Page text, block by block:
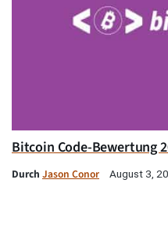
Bitcoin Code-Bewertung
Durch Jason Conor August 3,